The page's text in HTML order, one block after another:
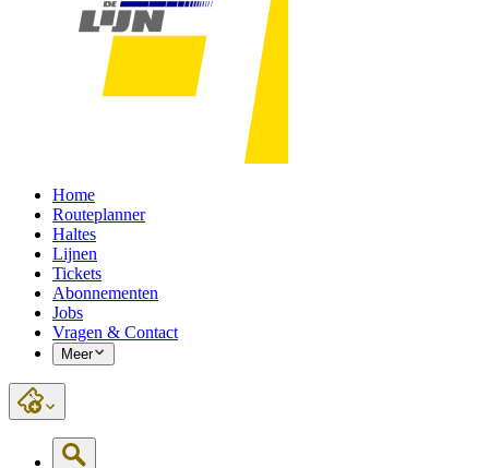
Home
Routeplanner
Haltes
Lijnen
Tickets
Abonnementen
Jobs
Vragen & Contact
Meer